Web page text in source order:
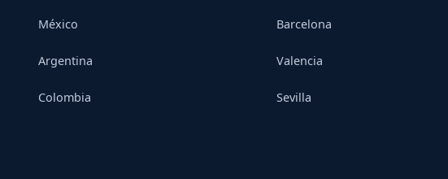
México
Argentina
Colombia
Barcelona
Valencia
Sevilla